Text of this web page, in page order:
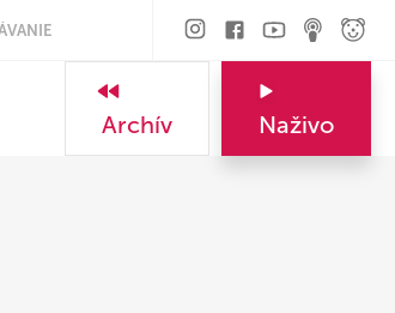
Archív Naživo